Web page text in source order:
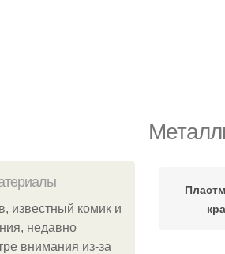
известный комик и
недавно
внимания из-за